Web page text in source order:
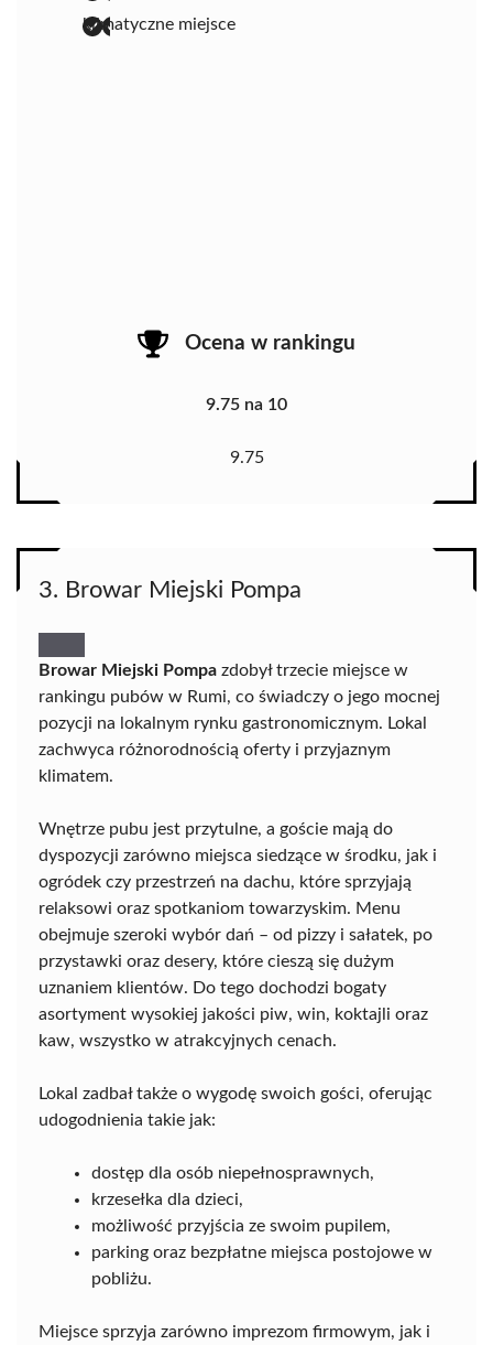
klimatyczne miejsce
Ocena w rankingu
9.75 na 10
9.75
3. Browar Miejski Pompa
Browar Miejski Pompa zdobył trzecie miejsce w
rankingu pubów w Rumi, co świadczy o jego mocnej
pozycji na lokalnym rynku gastronomicznym. Lokal
zachwyca różnorodnością oferty i przyjaznym
klimatem.
Wnętrze pubu jest przytulne, a goście mają do
dyspozycji zarówno miejsca siedzące w środku, jak i
ogródek czy przestrzeń na dachu, które sprzyjają
relaksowi oraz spotkaniom towarzyskim. Menu
obejmuje szeroki wybór dań – od pizzy i sałatek, po
przystawki oraz desery, które cieszą się dużym
uznaniem klientów. Do tego dochodzi bogaty
asortyment wysokiej jakości piw, win, koktajli oraz
kaw, wszystko w atrakcyjnych cenach.
Lokal zadbał także o wygodę swoich gości, oferując
udogodnienia takie jak:
dostęp dla osób niepełnosprawnych,
krzesełka dla dzieci,
możliwość przyjścia ze swoim pupilem,
parking oraz bezpłatne miejsca postojowe w
pobliżu.
Miejsce sprzyja zarówno imprezom firmowym, jak i